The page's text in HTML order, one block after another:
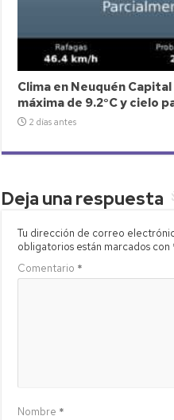
Clima en Neuquén
máxima de 9.2°C y cielo
2 días antes
Deja una respuesta
Tu dirección de correo
obligatorios están marcados con
Comentario *
Nombre *